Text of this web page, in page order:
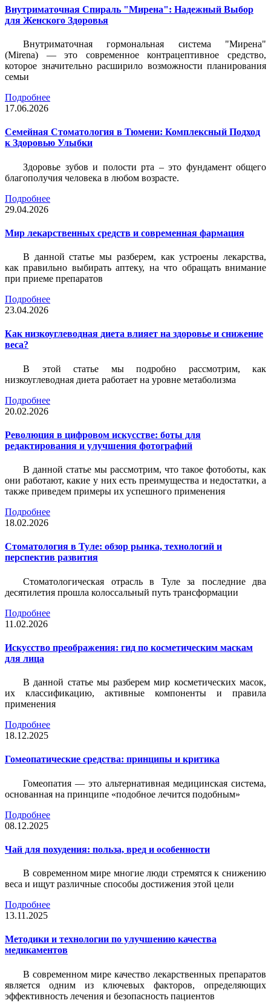
Внутриматочная Спираль "Мирена": Надежный Выбор
для Женского Здоровья
Внутриматочная гормональная система "Мирена"
(Mirena) — это современное контрацептивное средство,
которое значительно расширило возможности планирования
семьи
Подробнее
17.06.2026
Семейная Стоматология в Тюмени: Комплексный Подход
к Здоровью Улыбки
Здоровье зубов и полости рта – это фундамент общего
благополучия человека в любом возрасте.
Подробнее
29.04.2026
Мир лекарственных средств и современная фармация
В данной статье мы разберем, как устроены лекарства,
как правильно выбирать аптеку, на что обращать внимание
при приеме препаратов
Подробнее
23.04.2026
Как низкоуглеводная диета влияет на здоровье и снижение
веса?
В этой статье мы подробно рассмотрим, как
низкоуглеводная диета работает на уровне метаболизма
Подробнее
20.02.2026
Революция в цифровом искусстве: боты для
редактирования и улучшения фотографий
В данной статье мы рассмотрим, что такое фотоботы, как
они работают, какие у них есть преимущества и недостатки, а
также приведем примеры их успешного применения
Подробнее
18.02.2026
Стоматология в Туле: обзор рынка, технологий и
перспектив развития
Стоматологическая отрасль в Туле за последние два
десятилетия прошла колоссальный путь трансформации
Подробнее
11.02.2026
Искусство преображения: гид по косметическим маскам
для лица
В данной статье мы разберем мир косметических масок,
их классификацию, активные компоненты и правила
применения
Подробнее
18.12.2025
Гомеопатические средства: принципы и критика
Гомеопатия — это альтернативная медицинская система,
основанная на принципе «подобное лечится подобным»
Подробнее
08.12.2025
Чай для похудения: польза, вред и особенности
В современном мире многие люди стремятся к снижению
веса и ищут различные способы достижения этой цели
Подробнее
13.11.2025
Методики и технологии по улучшению качества
медикаментов
В современном мире качество лекарственных препаратов
является одним из ключевых факторов, определяющих
эффективность лечения и безопасность пациентов